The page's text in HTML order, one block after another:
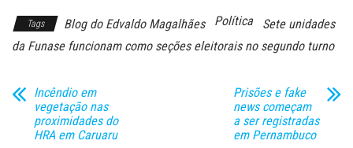
Tags Blog do Edvaldo Magalhães Política
Sete unidades
da Funase funcionam como seções eleitorais no segundo turno
Incêndio em
vegetação nas
proximidades do
HRA em Caruaru
Prisões e fake
news começam
a ser registradas
em Pernambuco